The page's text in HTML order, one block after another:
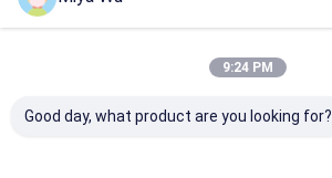
9:24 PM
Good day, what product are you looking for?